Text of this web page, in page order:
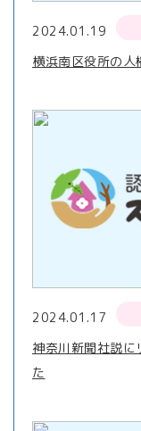
2024.01.19
横浜南区役所の人
2024.01.17
神奈川新聞社説
た